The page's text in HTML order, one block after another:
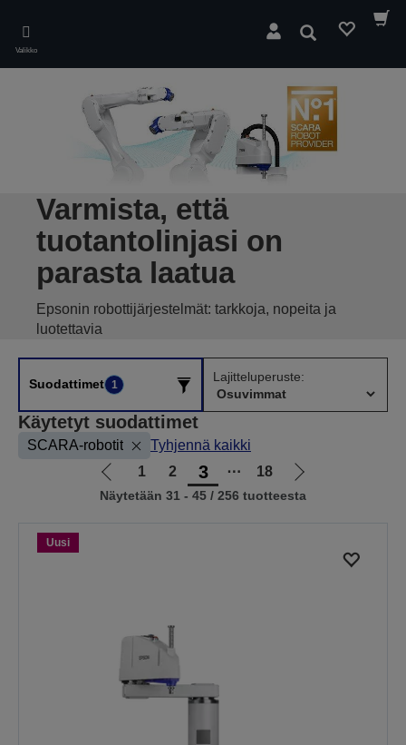
main
content
Valikko
Hae
Varmista, että
tuotantolinjasi on
parasta laatua
Epsonin robottijärjestelmät: tarkkoja, nopeita ja
luotettavia
Suodattimet 1
Lajitteluperuste:
Käytetyt suodattimet
SCARA-robotit Tyhjennä kaikki
Siirry
edelliselle
1 2 3 ⋯ 18
Siirry
seuraavalle
Näytetään 31 - 45 / 256 tuotteesta
Uusi